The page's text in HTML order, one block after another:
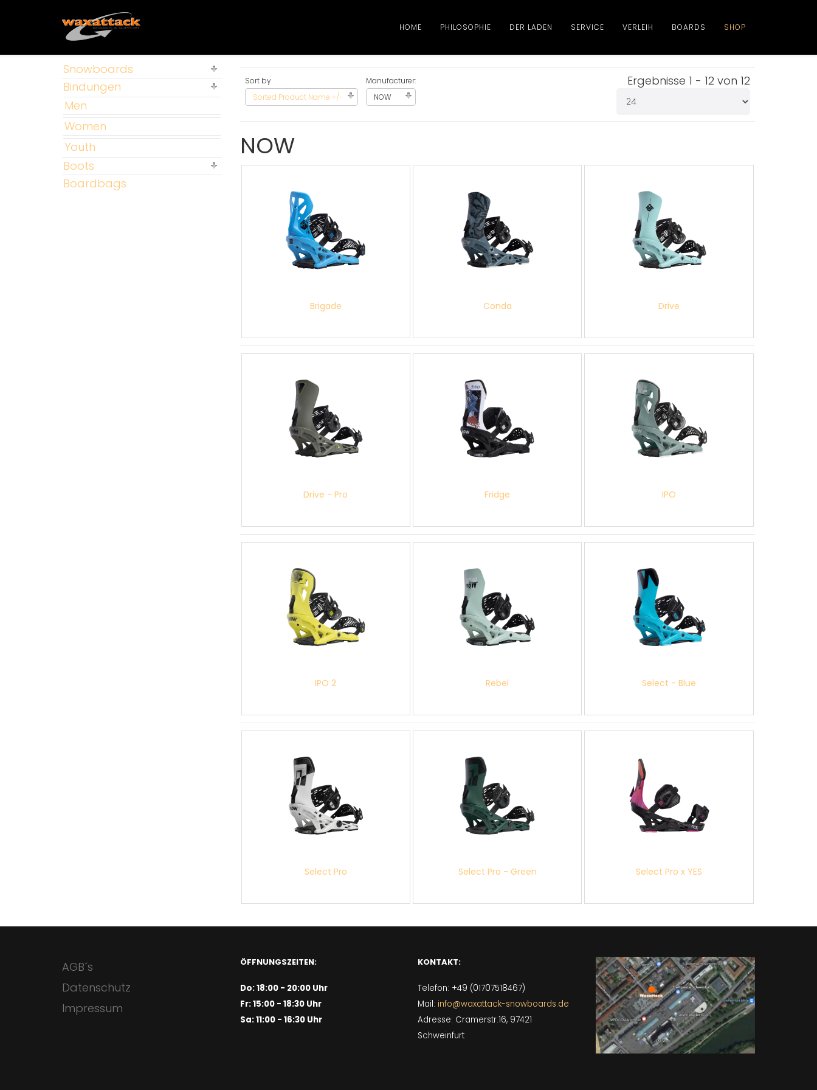
HOME PHILOSOPHIE DER LADEN SERVICE VERLEIH BOARDS SHOP
Snowboards
Bindungen
Men
Women
Youth
Boots
Boardbags
Sort by
Sorted Product Name +/-
Manufacturer:
NOW
Ergebnisse 1 - 12 von 12
NOW
Brigade Conda Drive
Drive - Pro Fridge IPO
IPO 2 Rebel Select - Blue
Select Pro Select Pro - Green Select Pro x YES
AGB´s
Datenschutz
Impressum
ÖFFNUNGSZEITEN:
Do: 18:00 - 20:00 Uhr
Fr: 15:00 - 18:30 Uhr
Sa: 11:00 - 16:30 Uhr
KONTAKT:
Telefon: +49 (01707518467)
Mail: info@waxattack-snowboards.de
Adresse: Cramerstr.16, 97421
Schweinfurt